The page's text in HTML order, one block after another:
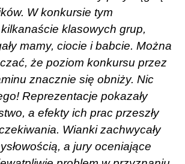
W konkursie tym
klasowych grup,
mamy, ciocie i babcie. Można
że poziom konkursu przez
znacznie się obniży. Nic
Reprezentacje pokazały
a efekty ich prac przeszły
Wianki zachwycały
a jury oceniające